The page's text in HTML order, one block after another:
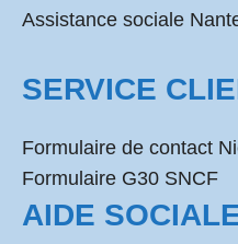
Assistance sociale
SERVICE
Formulaire de contact
Formulaire G30 SNCF
AIDE